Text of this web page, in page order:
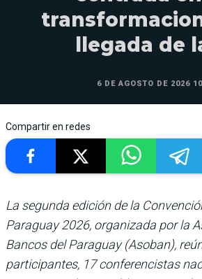
llegada de
6 DE AGOSTO DE 2026
Compartir en redes
La segunda edición de la
Paraguay 2026, organizada por la
Bancos del Paraguay (Asoban),
participantes, 17 conferencistas